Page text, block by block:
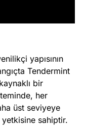
yapısının
Tendermint
bir
her
üst seviyeye
sahiptir.